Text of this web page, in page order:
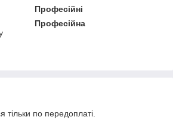
Професійні
Професійна
тільки по передоплаті.